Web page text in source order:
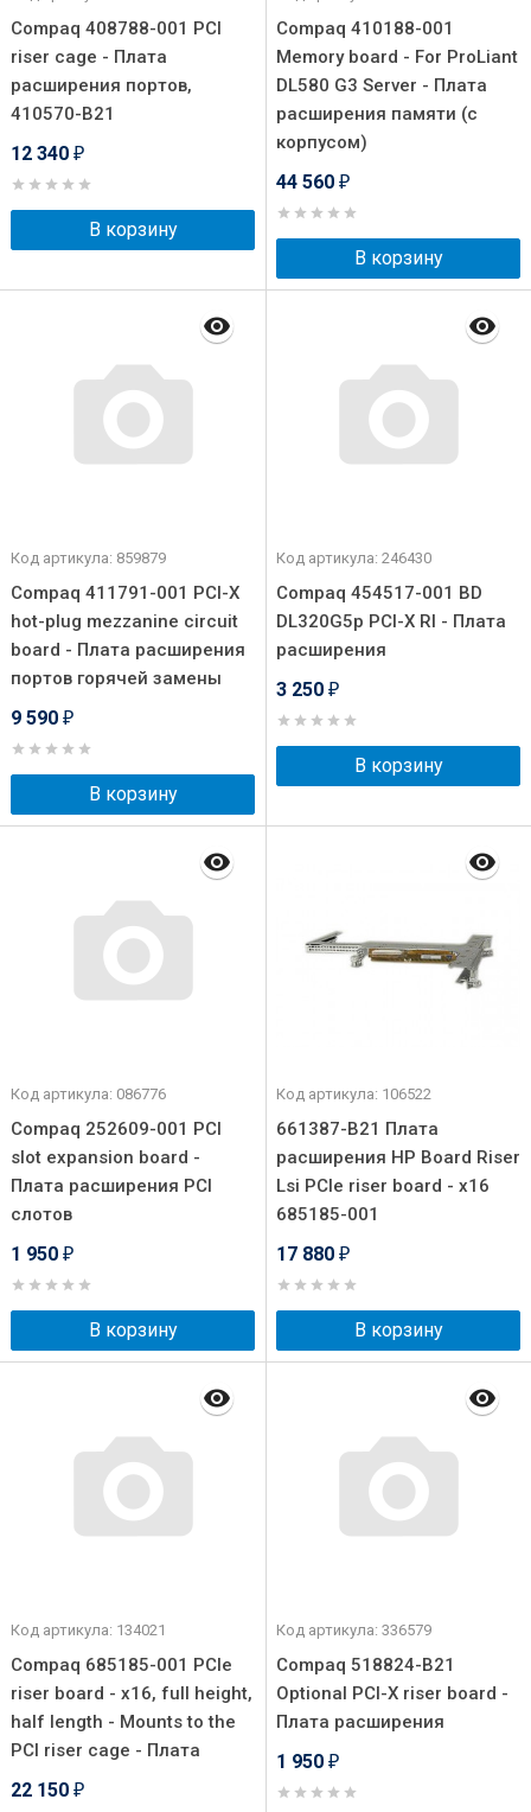
Compaq 408788-001 PCI
riser cage - Плата
расширения портов,
410570-B21
12 340 ₽
В корзину
Compaq 410188-001
Memory board - For ProLiant
DL580 G3 Server - Плата
расширения памяти (с
корпусом)
44 560 ₽
В корзину
Код артикула: 859879
Compaq 411791-001 PCI-X
hot-plug mezzanine circuit
board - Плата расширения
портов горячей замены
9 590 ₽
В корзину
Код артикула: 246430
Compaq 454517-001 BD
DL320G5p PCI-X RI - Плата
расширения
3 250 ₽
В корзину
Код артикула: 086776
Compaq 252609-001 PCI
slot expansion board -
Плата расширения PCI
слотов
1 950 ₽
В корзину
Код артикула: 106522
661387-B21 Плата
расширения HP Board Riser
Lsi PCIe riser board - x16
685185-001
17 880 ₽
В корзину
Код артикула: 134021
Compaq 685185-001 PCIe
riser board - x16, full height,
half length - Mounts to the
PCI riser cage - Плата
22 150 ₽
Код артикула: 336579
Compaq 518824-B21
Optional PCI-X riser board -
Плата расширения
1 950 ₽